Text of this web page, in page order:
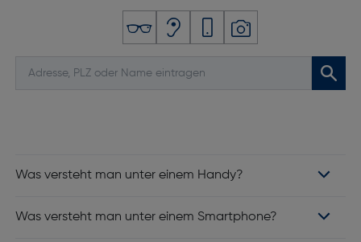
Was versteht man unter einem Handy?
Was versteht man unter einem Smartphone?